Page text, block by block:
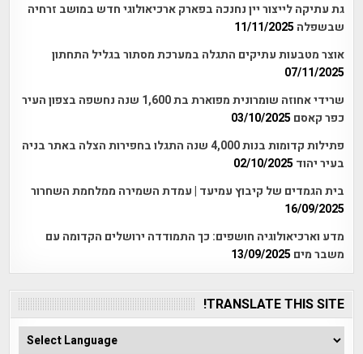
גת עתיקה לייצור יין נחנכה בפארק ארכיאולוגי חדש במושב זרחיה
שבשפלה 11/11/2025
אוצר מטבעות עתיקים התגלה במערכת מסתור בגליל התחתון
07/11/2025
שרידי אחוזה שומרונית מפוארת בת 1,600 שנה נחשפה בצפון העיר
כפר קאסם 03/10/2025
פתילות קדומות בנות 4,000 שנה התגלו בחפירות הצלה באתר בניה
בעיר יהוד 02/10/2025
בית הגמדים של קיבוץ עמיעד | עמדת השמירה ממלחמת השחרור
16/09/2025
מדע וארכיאולוגיה חושפים: כך התמודדה ירושלים הקדומה עם
משבר מים 13/09/2025
TRANSLATE THIS SITE!